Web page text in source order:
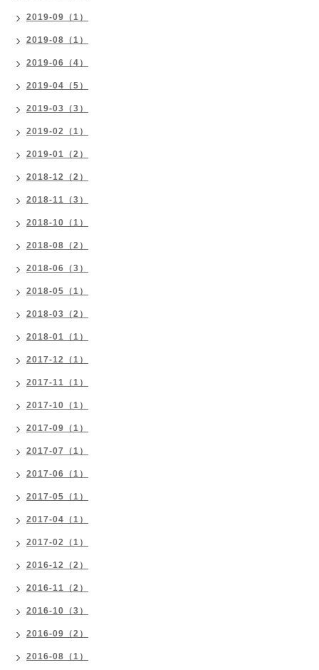
2019-09（1）
2019-08（1）
2019-06（4）
2019-04（5）
2019-03（3）
2019-02（1）
2019-01（2）
2018-12（2）
2018-11（3）
2018-10（1）
2018-08（2）
2018-06（3）
2018-05（1）
2018-03（2）
2018-01（1）
2017-12（1）
2017-11（1）
2017-10（1）
2017-09（1）
2017-07（1）
2017-06（1）
2017-05（1）
2017-04（1）
2017-02（1）
2016-12（2）
2016-11（2）
2016-10（3）
2016-09（2）
2016-08（1）